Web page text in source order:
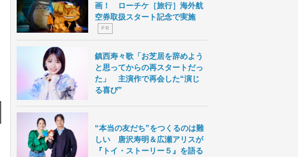
画！ ローチケ［旅行］海外航
空券取扱スタート記念で実施
P R
鎮西寿々歌「お芝居を辞めよう
と思ってからの再スタートだっ
た」 主演作で再会した“演じ
る喜び”
“本当の友だち”をつくるのは難
しい 唐沢寿明＆広瀬アリスが
『トイ・ストーリー５』を語る